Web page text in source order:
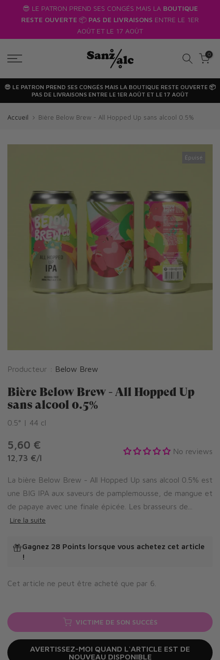
Passer
texte
😎 LE PATRON PREND SES CONGÉS MAIS LA BOUTIQUE
RESTE OUVERTE 📦 PAS DE LIVRAISONS ENTRE LE 1ER
AOÛT ET LE 17 AOÛT
0
😎 LE PATRON PREND SES CONGÉS MAIS LA BOUTIQUE RESTE OUVERTE 📦
PAS DE LIVRAISONS ENTRE LE 1ER AOÛT ET LE 17 AOÛT
Accueil Bière Below Brew - All Hopped Up sans alcool 0.5%
Épuisé
Producteur : Below Brew
Bière Below Brew - All Hopped Up
sans alcool 0.5%
0.5° | 44 cl
5,60 €
12,73 €/l
No reviews
La bière Below Brew - All Hopped Up sans alcool 0.5% est
une BIG IPA aux saveurs de pamplemousse, de mangue et
de papaye avec une finale épicée. Les brasseurs de...
Lire la suite
Gagnez 28 Points lorsque vous achetez cet article
!
Cet article ne peut être acheté que par 6
VICTIME DE SON SUCCÈS
AVERTISSEZ-MOI QUAND L'ARTICLE EST DE
NOUVEAU DISPONIBLE